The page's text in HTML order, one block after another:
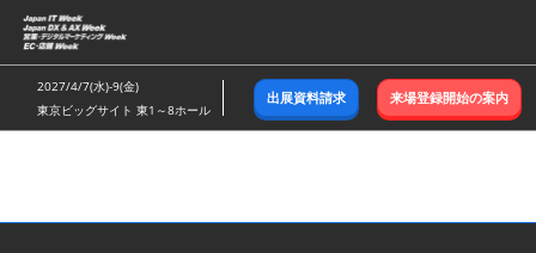
ス
キ
ッ
し
む
2027/4/7(水)-9(金)
東京ビッグサイト 東1～8ホール
出展資料請求 来場登録開始の案内